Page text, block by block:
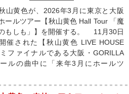
山黄色が、2026年3月に東京と大阪
ールツアー【秋山黄色 Hall Tour 「魔
もしも」】を開催する。 11月30日
催された【秋山黄色 LIVE HOUSE
ファイナルである大阪・GORILLA
ルの曲中に「来年3月にホールツ